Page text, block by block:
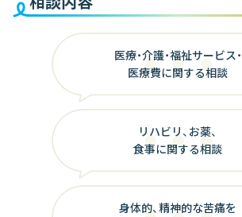
医療・介護・福祉サービス・
医療費に関する相談
リハビリ、お薬、
食事に関する相談
身体的、精神的な苦痛を